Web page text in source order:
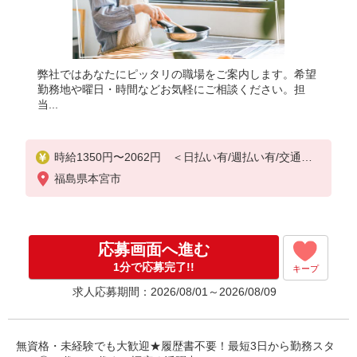
弊社ではあなたにピッタリの職場をご案内します。希望
勤務地や曜日・時間などお気軽にご相談ください。担
当...
時給1350円〜2062円 ＜日払い有/週払い有/交通費
全支給(ガソリン代含む)＞
福島県本宮市
応募画面へ進む
1分で応募完了!! キープ
求人応募期間：2026/08/01～2026/08/09
無資格・未経験でも大歓迎★履歴書不要！最短3日から勤務スタ